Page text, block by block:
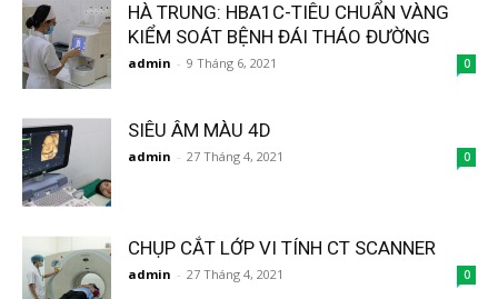
HÀ TRUNG: HBA1C-TIÊU CHUẨN VÀNG
KIỂM SOÁT BỆNH ĐÁI THÁO ĐƯỜNG
admin - 9 Tháng 6, 2021 0
SIÊU ÂM MÀU 4D
admin - 27 Tháng 4, 2021 0
CHỤP CẮT LỚP VI TÍNH CT SCANNER
admin - 27 Tháng 4, 2021 0